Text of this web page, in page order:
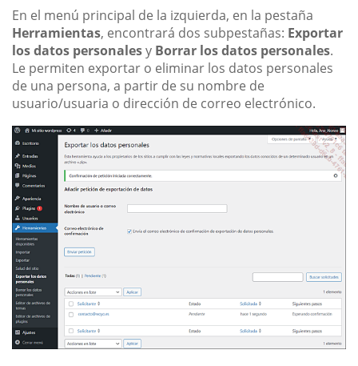
En el menú principal de la izquierda, en la pestaña
Herramientas, encontrará dos subpestañas: Exportar
los datos personalesy Borrar los datos personales.
Le permiten exportar o eliminar los datos personales
de una persona, a partir de su nombre de
usuario/usuaria o dirección de correo electrónico.